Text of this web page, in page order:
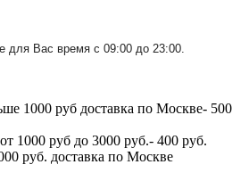
для Вас время с 09:00 до 23:00.
1000 руб доставка по Москве- 500
1000 руб до 3000 руб.- 400 руб.
руб. доставка по Москве